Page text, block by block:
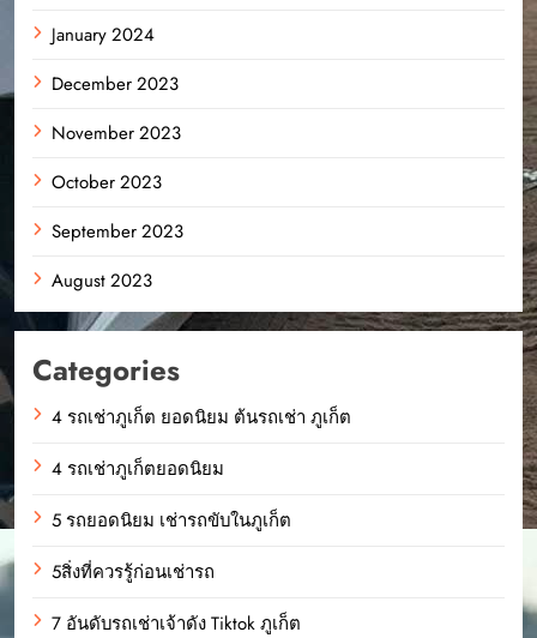
January 2024
December 2023
November 2023
October 2023
September 2023
August 2023
Categories
4 รถเช่าภูเก็ต ยอดนิยม ต้นรถเช่า ภูเก็ต
4 รถเช่าภูเก็ตยอดนิยม
5 รถยอดนิยม เช่ารถขับในภูเก็ต
5สิ่งที่ควรรู้ก่อนเช่ารถ
7 อันดับรถเช่าเจ้าดัง Tiktok ภูเก็ต